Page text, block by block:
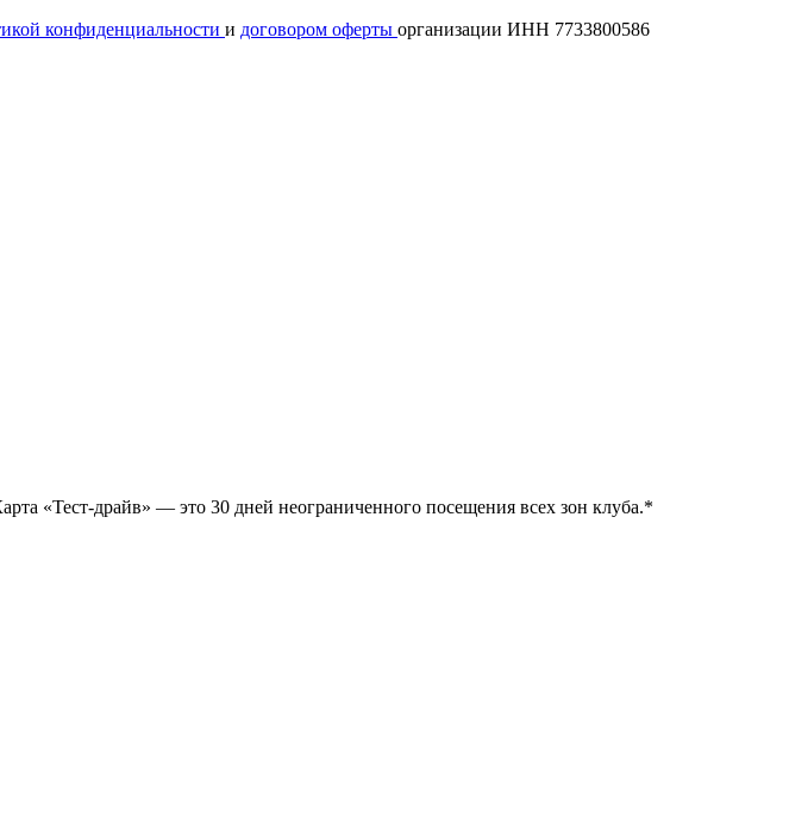
конфиденциальности и договором оферты организации ИНН 7733800586
«Тест-драйв» — это 30 дней неограниченного посещения всех зон клуба.*